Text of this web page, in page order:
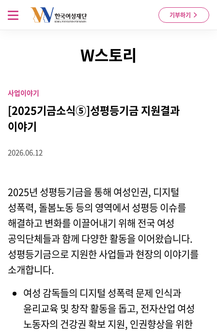
Skip to content
기부하기
메뉴 열기
W스토리
사업이야기
[2025기금소식⑤]성평등기금 지원결과
이야기
2026.06.12
2025년 성평등기금을 통해 여성인권, 디지털
성폭력, 돌봄노동 등의 영역에서 성평등 이슈를
해결하고 변화를 이끌어내기 위해 전국 여성
공익단체들과 함께 다양한 활동을 이어왔습니다.
성평등기금으로 지원한 사업들과 현장의 이야기를
소개합니다.
여성 감독들의 디지털 성폭력 문제 인식과
윤리교육 및 창작 활동을 돕고, 전자산업 여성
노동자의 건강권 확보 지원, 인권향상을 위한